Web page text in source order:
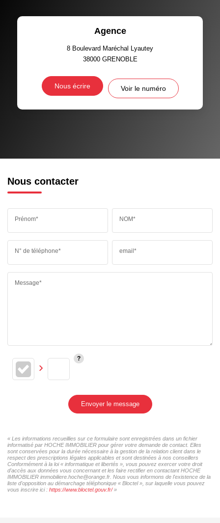
Agence
8 Boulevard Maréchal Lyautey
38000 GRENOBLE
Nous écrire Voir le numéro
Nous contacter
Prénom* NOM*
N° de téléphone* email*
Message*
Envoyer le message
« Les informations recueillies sur ce formulaire sont enregistrées dans un fichier
informatisé par HOCHE IMMOBILIER pour gérer votre demande de contact. Elles
sont conservées pour la durée nécessaire à la gestion de la relation client dans le
respect des prescriptions légales applicables et sont destinées à nos conseillers
Conformément à la loi « informatique et libertés », vous pouvez exercer votre droit
d'accès aux données vous concernant et les faire rectifier en contactant HOCHE
IMMOBILIER immobiliere.hoche@orange.fr. Nous vous informons de l'existence de la
liste d'opposition au démarchage téléphonique « Bloctel », sur laquelle vous pouvez
vous inscrire ici : https://www.bloctel.gouv.fr/»